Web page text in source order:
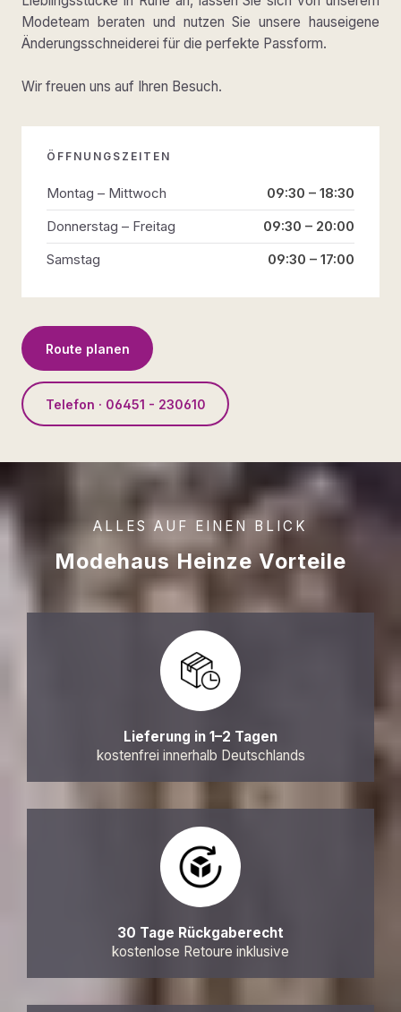
Modeteam beraten und nutzen Sie unsere hauseigene
Änderungsschneiderei für die perfekte Passform.
Wir freuen uns auf Ihren Besuch.
ÖFFNUNGSZEITEN
Montag – Mittwoch
09:30 – 18:30
Donnerstag – Freitag
09:30 – 20:00
Samstag
09:30 – 17:00
Route planen
Telefon · 06451 - 230610
ALLES AUF EINEN BLICK
Modehaus Heinze Vorteile
Lieferung in 1–2 Tagen
kostenfrei innerhalb Deutschlands
30 Tage Rückgaberecht
kostenlose Retoure inklusive